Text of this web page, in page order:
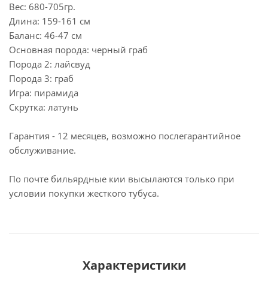
Вес: 680-705гр.
Длина: 159-161 см
Баланс: 46-47 см
Основная порода: черный граб
Порода 2: лайсвуд
Порода 3: граб
Игра: пирамида
Скрутка: латунь
Гарантия - 12 месяцев, возможно послегарантийное
обслуживание.
По почте бильярдные кии высылаются только при
условии покупки жесткого тубуса.
Характеристики